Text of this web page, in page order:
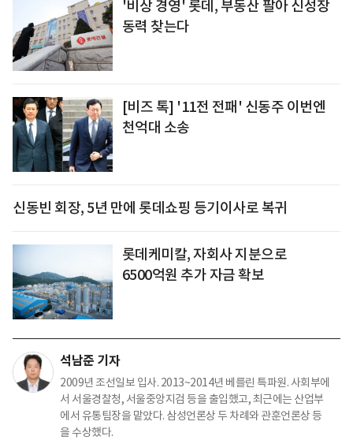
'비상 경영' 롯데, 부동산 팔아 신성장
동력 찾는다
[비즈 톡] '11전 전패' 신동주 이번엔
천억대 소송
신동빈 회장, 5년 만에 롯데쇼핑 등기이사로 복귀
롯데케미칼, 자회사 지분으로
6500억원 추가 자금 확보
석남준 기자
2009년 조선일보 입사. 2013~2014년 베를린 특파원. 사회부에
서 서울경찰청, 서울중앙지검 등을 출입했고, 최근에는 산업부
에서 유통팀장을 맡았다. 삼성언론상 두 차례와 관훈언론상 등
을 수상했다.